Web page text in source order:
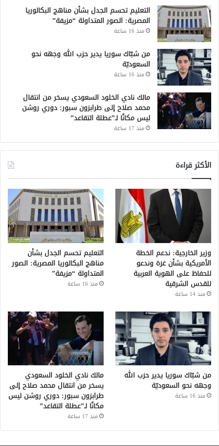
التعليم تحسم الجدل بشأن مناهج البكالوريا
المصرية: الصور المتداولة “مزيفة”
منذ 16 ساعة
من شبّاك سوريا يدير حزب الله وجهه نحو
السعوديّة
منذ 16 ساعة
مالك نادي الخلود السعودي يسخر من انتقال
محمد صلاح إلى طرابزون سبور: دوري روشن
ليس مكانًا لـ”عطلة التقاعد”
منذ 17 ساعة
الأكثر قراءة
وزير الخارجية: ندعم الخطة
الأمريكية بشأن غزة وندعو
للحفاظ على الهوية العربية
للقدس الشرقية
منذ 14 ساعة
التعليم تحسم الجدل بشأن
مناهج البكالوريا المصرية: الصور
المتداولة “مزيفة”
منذ 16 ساعة
من شبّاك سوريا يدير حزب الله
وجهه نحو السعوديّة
منذ 16 ساعة
مالك نادي الخلود السعودي
يسخر من انتقال محمد صلاح إلى
طرابزون سبور: دوري روشن ليس
مكانًا لـ”عطلة التقاعد”
منذ 17 ساعة